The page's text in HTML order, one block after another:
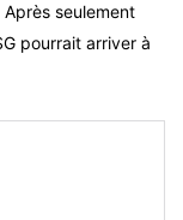
seulement
pourrait arriver à